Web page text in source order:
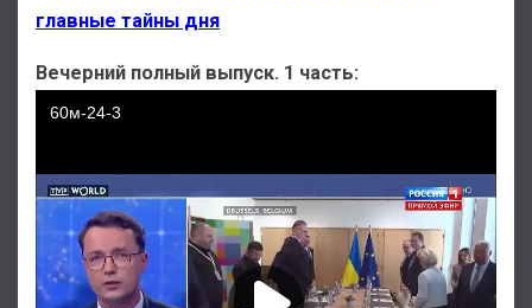
главные тайны дня
Вечерний полный выпуск. 1 часть: